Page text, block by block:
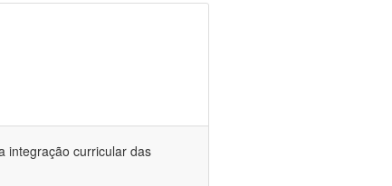
integração curricular das